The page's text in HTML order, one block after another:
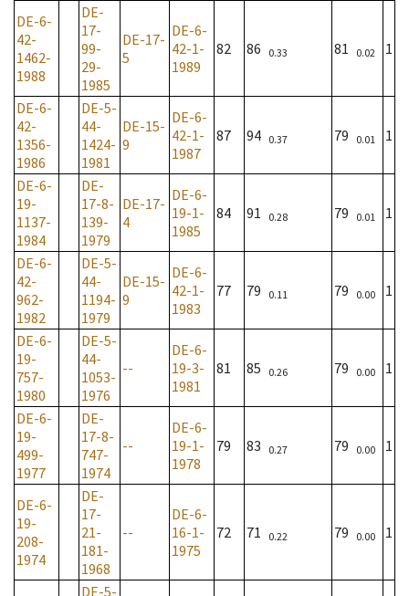
DE-6-
42-
1462-
1988
DE-
17-
99-
29-
1985
DE-17-
5
DE-6-
42-1-
1989
82 86 0.33 81 0.02 1
DE-6-
42-
1356-
1986
DE-5-
44-
1424-
1981
DE-15-
9
DE-6-
42-1-
1987
87 94 0.37 79 0.01 1
DE-6-
19-
1137-
1984
DE-
17-8-
139-
1979
DE-17-
4
DE-6-
19-1-
1985
84 91 0.28 79 0.01 1
DE-6-
42-
962-
1982
DE-5-
44-
1194-
1979
DE-15-
9
DE-6-
42-1-
1983
77 79 0.11 79 0.00 1
DE-6-
19-
757-
1980
DE-5-
44-
1053-
1976
--
DE-6-
19-3-
1981
81 85 0.26 79 0.00 1
DE-6-
19-
499-
1977
DE-
17-8-
747-
1974
--
DE-6-
19-1-
1978
79 83 0.27 79 0.00 1
DE-6-
19-
208-
1974
DE-
17-
21-
181-
1968
--
DE-6-
16-1-
1975
72 71 0.22 79 0.00 1
DE-5-